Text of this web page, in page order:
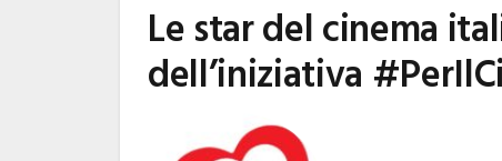
Le star del cinema
dell’iniziativa